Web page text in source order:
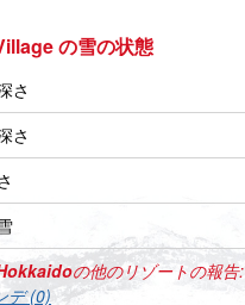
の雪の状態
さ
さ
の他のリゾートの報告:
デ (0)